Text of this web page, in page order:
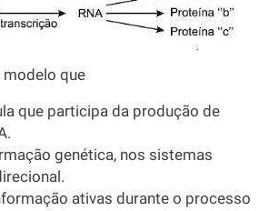
modelo que
que participa da produção de
genética, nos sistemas
ativas durante o processo